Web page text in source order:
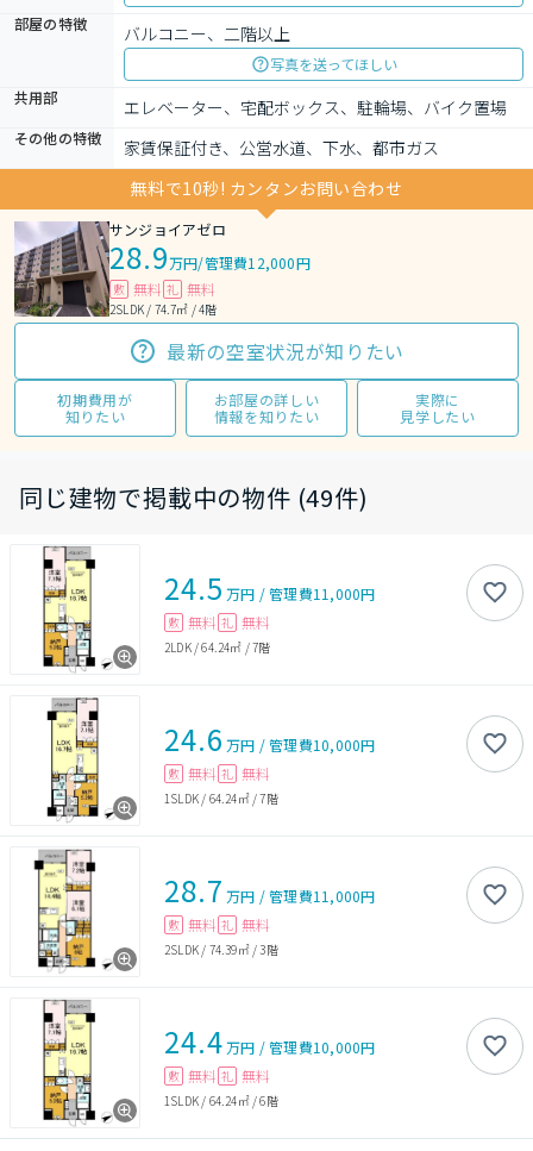
部屋の特徴
バルコニー、二階以上
写真を送ってほしい
共用部
エレベーター、宅配ボックス、駐輪場、バイク置場
その他の特徴
家賃保証付き、公営水道、下水、都市ガス
無料で10秒! カンタンお問い合わせ
サンジョイアゼロ
28.9万円/管理費12,000円
敷 無料 礼 無料
2SLDK / 74.7㎡ / 4階
最新の空室状況が知りたい
初期費用が
知りたい
お部屋の詳しい
情報を知りたい
実際に
見学したい
同じ建物で掲載中の物件 (49件)
24.5 万円 /管理費11,000円
敷 無料 礼 無料
2LDK/64.24㎡ /7階
24.6 万円 /管理費10,000円
敷 無料 礼 無料
1SLDK / 64.24㎡/7階
28.7 万円 /管理費11,000円
敷 無料 礼 無料
2SLDK / 74.39㎡/3階
24.4万円 /管理費10,000円
敷 無料 礼 無料
1SLDK / 64.24㎡/6階